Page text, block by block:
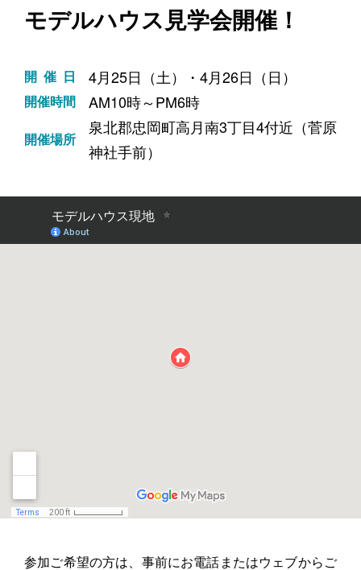
モデルハウス見学会開催！
開催日 4月25日（土）・4月26日（日）
開催時間 AM10時～PM6時
開催場所
泉北郡忠岡町高月南3丁目4付近（菅原
神社手前）
参加ご希望の方は、事前にお電話またはウェブからご